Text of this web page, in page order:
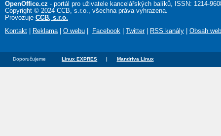
OpenOffice.cz - portál pro uživatele kancelářských balíků, ISSN: 1214-
Copyright © 2024 CCB, s.r.o., všechna práva vyhrazena.
Provozuje CCB, s.r.o.
Kontakt
Reklama O webu Facebook Twitter| RSS kanály Obsah
Doporučujeme Linux EXPRES | Mandriva Linux